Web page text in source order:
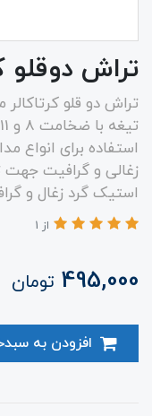
تراش دوقلو
استفاده برای انواع
استیک گرد زغال و
از 1
495,000 تومان